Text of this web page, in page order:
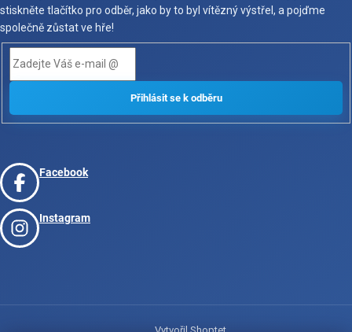
stiskněte tlačítko pro odběr, jako by to byl vítězný výstřel, a pojďme
společně zůstat ve hře!
Facebook
Instagram